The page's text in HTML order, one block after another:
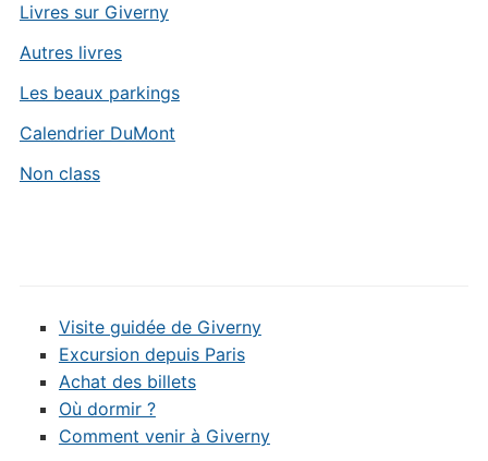
Livres sur Giverny
Autres livres
Les beaux parkings
Calendrier DuMont
Non class
Visite guidée de Giverny
Excursion depuis Paris
Achat des billets
Où dormir ?
Comment venir à Giverny